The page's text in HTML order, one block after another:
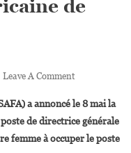
de
Leave A CommentOn
Monyepao,
Première
Femme
a annoncé le 8 mai la
de directrice générale
femme à occuper le poste